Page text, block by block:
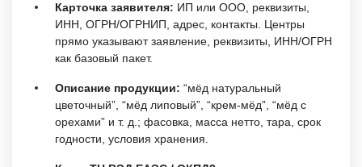
Карточка заявителя: ИП или ООО, реквизиты,
ИНН, ОГРН/ОГРНИП, адрес, контакты. Центры
прямо указывают заявление, реквизиты, ИНН/ОГРН
как базовый пакет.
Описание продукции: “мёд натуральный
цветочный”, “мёд липовый”, “крем-мёд”, “мёд с
орехами” и т. д.; фасовка, масса нетто, тара, срок
годности, условия хранения.